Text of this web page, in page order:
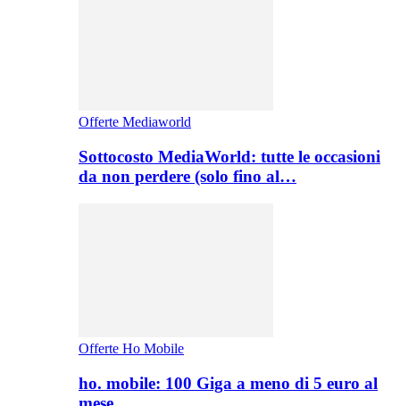
Offerte Mediaworld
Sottocosto MediaWorld: tutte le occasioni
da non perdere (solo fino al…
Offerte Ho Mobile
ho. mobile: 100 Giga a meno di 5 euro al